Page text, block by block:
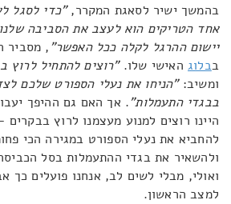
בהמשך ישיר לסאגת המקרר,"כדי לסגל
אחד הטריקים הוא לעצב את הסביבה
יישום ההרגל לקלה ככל האפשר", מסביר
בבלוג האישי שלו."רוצים להתחיל לרוץ
ומשיב:"הניחו את נעלי הספורט שלכם
בבגדי התעמלות". אך האם גם ההיפך
היינו רוצים למנוע מעצמנו לרוץ בבקרים
להחביא את נעלי הספורט במגירה הכי
ולהשאיר את בגדי ההתעמלות בסל
ואולי, מבלי לשים לב, אנחנו פועלים כך
למצב הראשון.